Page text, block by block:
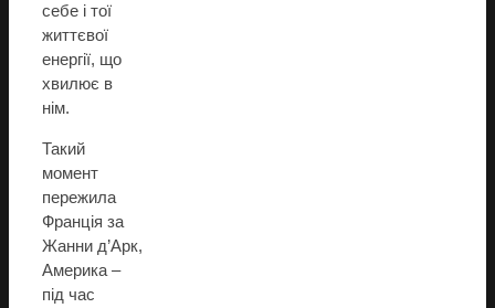
себе і тої
життєвої
енергії, що
хвилює в
нім.
Такий
момент
пережила
Франція за
Жанни д’Арк,
Америка –
під час